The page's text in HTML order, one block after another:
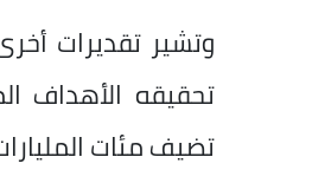
وتشير تقديرات
تحقيقه الأهداف
تضيف مئات